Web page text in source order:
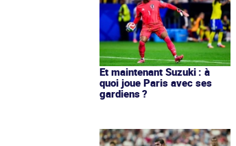
Et maintenant Suzuki : à
quoi joue Paris avec ses
gardiens ?